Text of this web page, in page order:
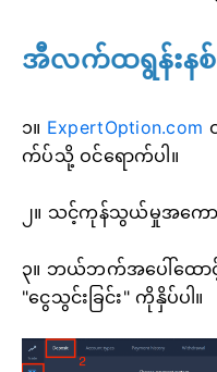
အီလက်ထရွန်းနစ်ငွ
၁။ ExpertOption.com
က်ပ်သို့ ဝင်ရောက်ပါ။
၂။ သင့်ကုန်သွယ်မှုအကော
၃။ ဘယ်ဘက်အပေါ်ထောင့်ရှိ
"ငွေသွင်းခြင်း" ကိုနှိပ်ပါ။